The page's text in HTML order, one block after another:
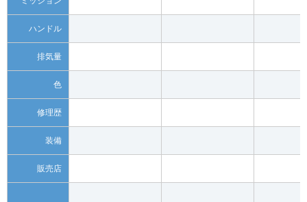
ハンドル
排気量
色
修理歴
装備
販売店